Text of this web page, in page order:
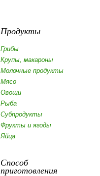
Продукты
Грибы
Крупы, макароны
Молочные продукты
Мясо
Овощи
Рыба
Субпродукты
Фрукты и ягоды
Яйца
Способ
приготовления